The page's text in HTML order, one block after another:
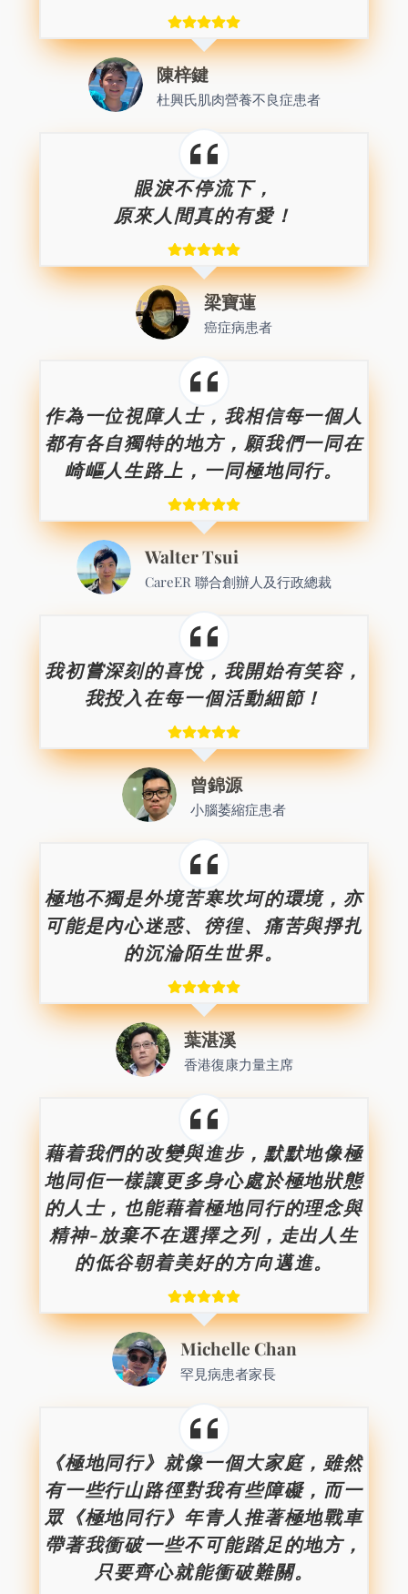
陳梓鍵
杜興氏肌肉營養不良症患者
眼淚不停流下，
原來人間真的有愛！
梁寶蓮
癌症病患者
作為一位視障人士，我相信每一個人
都有各自獨特的地方，願我們一同在
崎嶇人生路上，一同極地同行。
Walter Tsui
CareER 聯合創辦人及行政總裁
我初嘗深刻的喜悅，我開始有笑容，
我投入在每一個活動細節！
曾錦源
小腦萎縮症患者
極地不獨是外境苦寒坎坷的環境，亦
可能是內心迷惑、徬徨、痛苦與掙扎
的沉淪陌生世界。
葉湛溪
香港復康力量主席
藉着我們的改變與進步，默默地像極
地同佢一樣讓更多身心處於極地狀態
的人士，也能藉着極地同行的理念與
精神-放棄不在選擇之列，走出人生
的低谷朝着美好的方向邁進。
Michelle Chan
罕見病患者家長
《極地同行》就像一個大家庭，雖然
有一些行山路徑對我有些障礙，而一
眾《極地同行》年青人推著極地戰車
帶著我衝破一些不可能踏足的地方，
只要齊心就能衝破難關。